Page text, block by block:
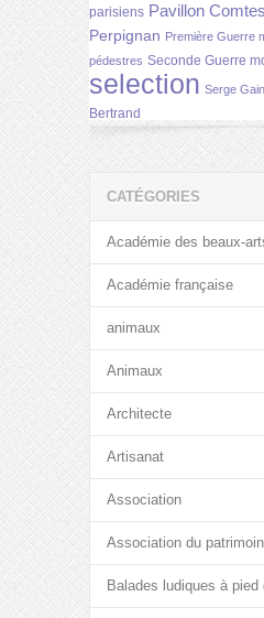
parisiens Pavillon
Perpignan Première Guerre
pédestres Seconde Guerre
selection Serge
Bertrand
CATÉGORIES
Académie des beaux-
Académie française
animaux
Animaux
Architecte
Artisanat
Association
Association du
Balades ludiques à pied